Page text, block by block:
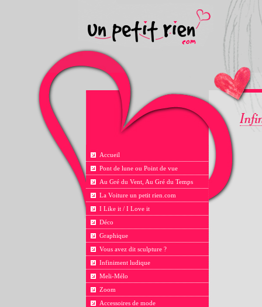
Accueil
Pont de lune ou Point de vue
Au Gré du Vent, Au Gré du Temps
La Voiture un petit rien.com
I Like it / I Love it
Déco
Graphique
Vous avez dit sculpture ?
Infiniment ludique
Meli-Mélo
Zoom
Accessoires de mode